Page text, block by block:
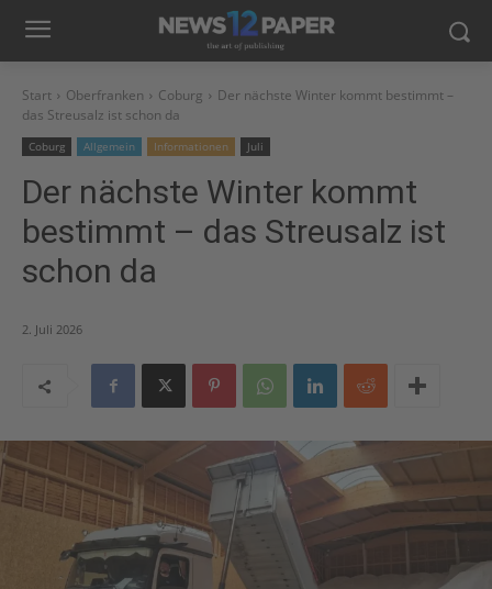
Start Oberfranken Coburg
Der nächste Winter kommt bestimmt –
das Streusalz ist schon da
Coburg Allgemein Informationen Juli
Der nächste Winter kommt
bestimmt – das Streusalz ist
schon da
2. Juli 2026